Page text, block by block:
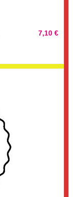
7,10 €